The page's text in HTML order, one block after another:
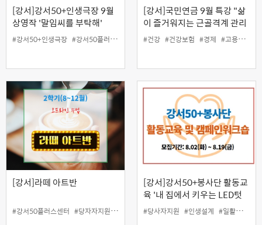
[강서]강서50+인생극장 9월
상영작 '말임씨를 부탁해'
#강서50+인생극장 #강서50플러스센터
[강서]국민연금 9월 특강 "삶
이 즐거워지는 근골격계 관리
법"
#건강 #건강보험 #경제 #고용보험
[강서]라떼 아트반
#강서50플러스센터 #당자자지원 #라떼아트 #바리스타 #일활동지원 #자격증
[강서]강서50+봉사단 활동교
육 '내 집에서 키우는 LED텃
밭만들기'와 캠페인워크숍
#당사자지원 #인생설계 #일활동지원